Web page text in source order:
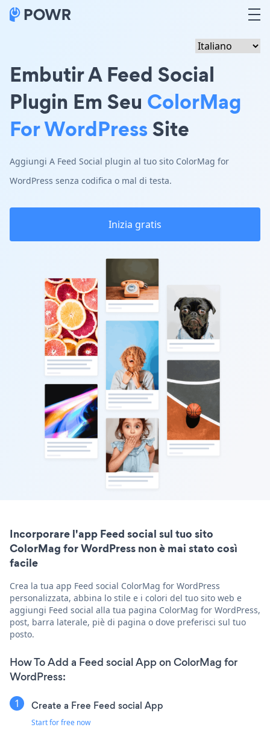
Embutir A Feed Social
Plugin Em Seu ColorMag
For WordPressSite
Aggiungi A Feed Social plugin al tuo sito ColorMag for
WordPress senza codifica o mal di testa.
Inizia gratis
Incorporare l'app Feed social sul tuo sito
ColorMag for WordPress non è mai stato così
facile
Crea la tua app Feed social ColorMag for WordPress
personalizzata, abbina lo stile e i colori del tuo sito web e
aggiungi Feed social alla tua pagina ColorMag for WordPress,
post, barra laterale, piè di pagina o dove preferisci sul tuo
posto.
How To Add a Feed social App on ColorMag for
WordPress:
Create a Free Feed social App
Start for free now